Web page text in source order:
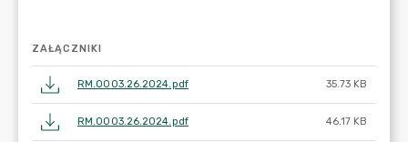
ZAŁĄCZNIKI
RM.0003.26.2024.pdf 35.73 KB
RM.0003.26.2024.pdf 46.17 KB